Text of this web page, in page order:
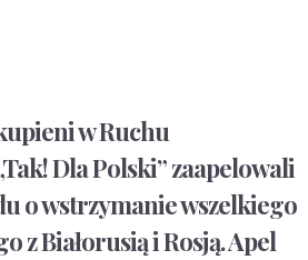
w Ruchu
Dla Polski” zaapelowali
o wstrzymanie wszelkiego
z Białorusią i Rosją. Apel